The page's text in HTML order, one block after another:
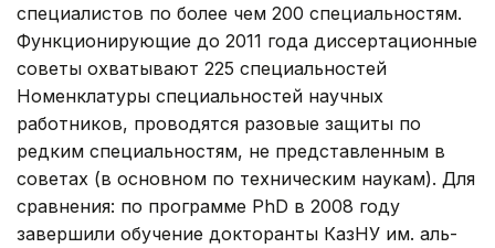
специалистов по более чем 200 специальностям.
Функционирующие до 2011 года диссертационные
советы охватывают 225 специальностей
Номенклатуры специальностей научных
работников, проводятся разовые защиты по
редким специальностям, не представленным в
советах (в основном по техническим наукам). Для
сравнения: по программе РhD в 2008 году
завершили обучение докторанты КазНУ им. аль-